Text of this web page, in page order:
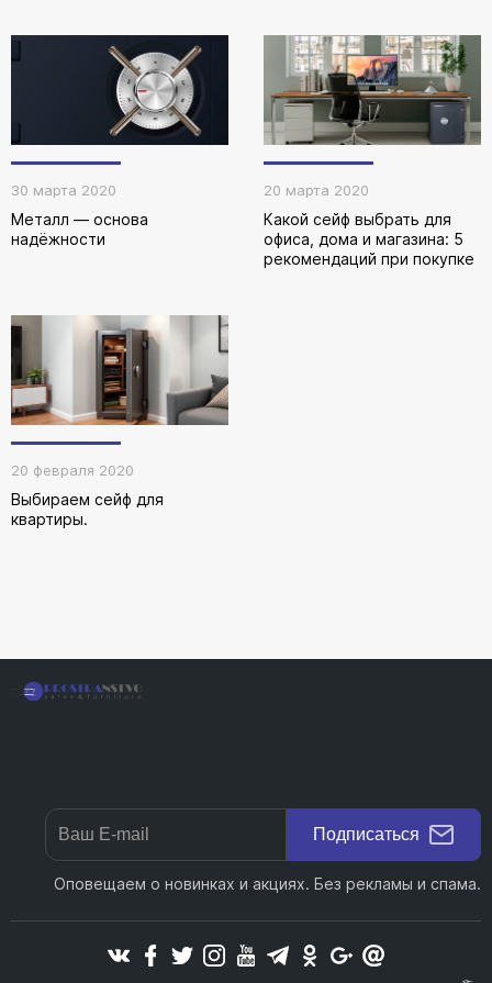
30 марта 2020
Металл — основа
надёжности
20 марта 2020
Какой сейф выбрать для
офиса, дома и магазина: 5
рекомендаций при покупке
20 февраля 2020
Выбираем сейф для
квартиры.
Подписаться
Оповещаем о новинках и акциях. Без рекламы и спама.